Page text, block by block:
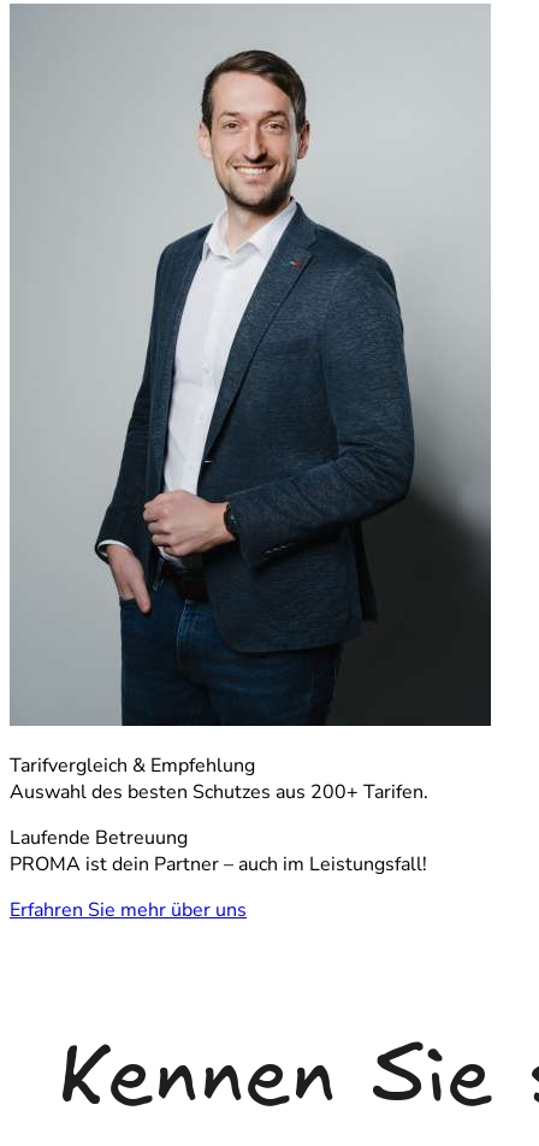
Tarifvergleich & Empfehlung
Auswahl des besten Schutzes aus 200+ Tarifen.
Laufende Betreuung
PROMA ist dein Partner – auch im Leistungsfall!
Erfahren Sie mehr über uns